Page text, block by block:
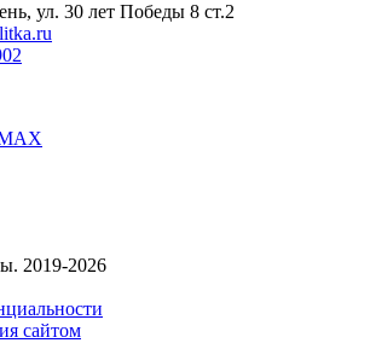
ул. 30 лет Победы 8 ст.2
2019-2026
сайтом